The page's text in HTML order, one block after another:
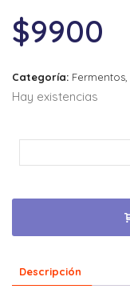
$9900
Categoría:
Hay existencias
Descripción